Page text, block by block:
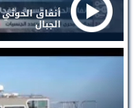
أنفاق
الجبال